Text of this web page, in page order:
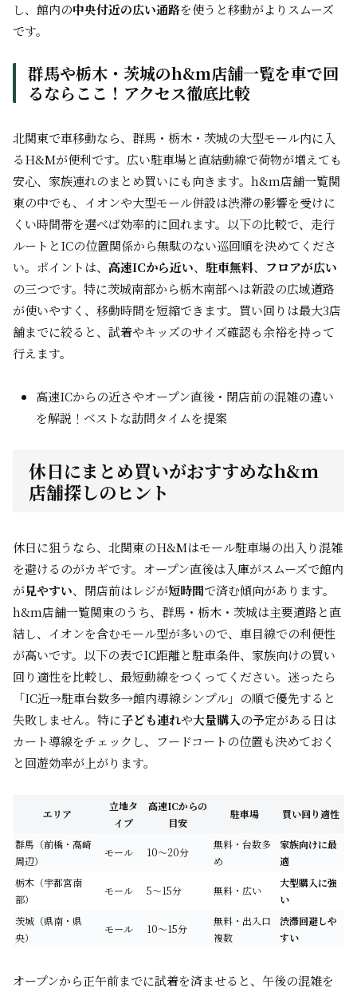
し、館内の中央付近の広い通路を使うと移動がよりスムーズ
です。
群馬や栃木・茨城のh&m店舗一覧を車で回
るならここ！アクセス徹底比較
北関東で車移動なら、群馬・栃木・茨城の大型モール内に入
るH&Mが便利です。広い駐車場と直結動線で荷物が増えても
安心、家族連れのまとめ買いにも向きます。h&m店舗一覧関
東の中でも、イオンや大型モール併設は渋滞の影響を受けに
くい時間帯を選べば効率的に回れます。以下の比較で、走行
ルートとICの位置関係から無駄のない巡回順を決めてくださ
い。ポイントは、 高速ICから近い、 駐車無料、 フロアが広い
の三つです。特に茨城南部から栃木南部へは新設の広域道路
が使いやすく、移動時間を短縮できます。買い回りは最大3店
舗までに絞ると、試着やキッズのサイズ確認も余裕を持って
行えます。
高速ICからの近さやオープン直後・閉店前の混雑の違い
を解説！ベストな訪問タイムを提案
休日にまとめ買いがおすすめなh&m
店舗探しのヒント
休日に狙うなら、北関東のH&Mはモール駐車場の出入り混雑
を避けるのがカギです。オープン直後は入庫がスムーズで館内
が見やすい、閉店前はレジが短時間で済む傾向があります。
h&m店舗一覧関東のうち、群馬・栃木・茨城は主要道路と直
結し、イオンを含むモール型が多いので、車目線での利便性
が高いです。以下の表でIC距離と駐車条件、家族向けの買い
回り適性を比較し、最短動線をつくってください。迷ったら
「IC近→駐車台数多→館内導線シンプル」の順で優先すると
失敗しません。特に子ども連れや大量購入の予定がある日は
カート導線をチェックし、フードコートの位置も決めておく
と回遊効率が上がります。
エリア
立地タ
イプ
高速ICからの
目安
駐車場 買い回り適性
群馬（前橋・高崎
周辺）
モール 10〜20分
無料・台数多
め
家族向けに最
適
栃木（宇都宮南
部）
モール 5〜15分 無料・広い
大型購入に強
い
茨城（県南・県
央）
モール 10〜15分
無料・出入口
複数
渋滞回避しや
すい
オープンから正午前までに試着を済ませると、午後の混雑を